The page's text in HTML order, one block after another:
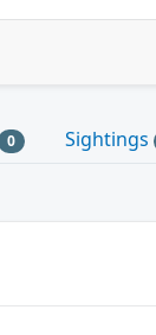
0 Sightings